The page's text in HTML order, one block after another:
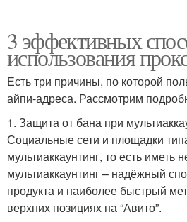
3 эффективных
использования
Есть три причины, по которой
айпи-адреса. Рассмотрим
1. Защита от бана при
Социальные сети и площадки
мультиаккаунтинг, то есть иметь
мультиаккаунтинг – надёжный
продукта и наиболее быстрый
верхних позициях на “Авито”.